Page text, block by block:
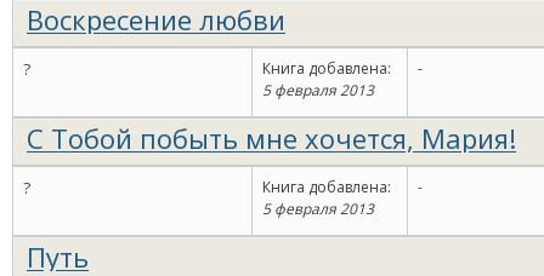
Воскресение любви
?
Книга добавлена:
5 февраля 2013
-
С Тобой побыть мне хочется, Мария!
?
Книга добавлена:
5 февраля 2013
-
Путь